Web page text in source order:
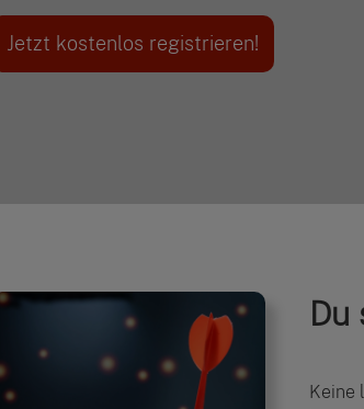
Jetzt kostenlos registrieren!
Du
Keine